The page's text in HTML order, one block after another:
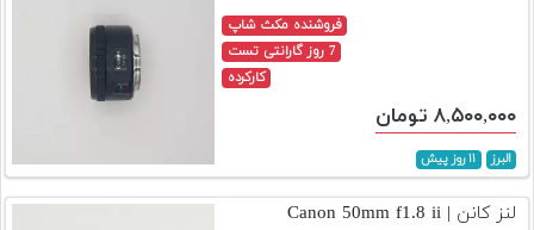
دست
دوم
لیست
قیمت
فروشنده مکث شاپ
7 روز گارانتی تست
کارکرده
۸,۵۰۰,۰۰۰ تومان
البرز ۱۱ روز پیش
لنز کانن | Canon 50mm f1.8 ii